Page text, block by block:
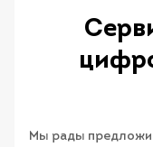
Мы рады